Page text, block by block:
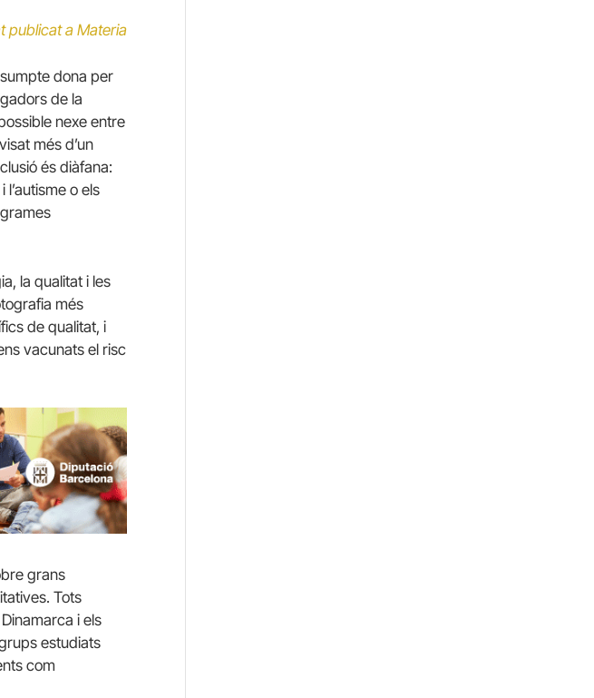
publicat a Materia
dona per
de la
nexe entre
més d’un
és diàfana:
o els
la qualitat i les
més
de qualitat, i
vacunats el risc
grans
Tots
i els
estudiats
com